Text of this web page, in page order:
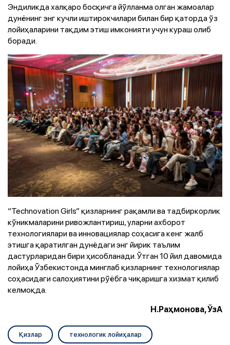
Эндиликда халқаро босқичга йўлланма олган жамоалар
дунёнинг энг кучли иштирокчилари билан бир қаторда ўз
лойиҳаларини тақдим этиш имконияти учун кураш олиб
боради.
“Technovation Girls” қизларнинг рақамли ва тадбиркорлик
кўникмаларини ривожлантириш, уларни ахборот
технологиялари ва инновациялар соҳасига кенг жалб
этишга қаратилган дунёдаги энг йирик таълим
дастурларидан бири ҳисобланади. Ўтган 10 йил давомида
лойиҳа Ўзбекистонда минглаб қизларнинг технологиялар
соҳасидаги салоҳиятини рўёбга чиқаришга хизмат қилиб
келмоқда.
Н.Раҳмонова, ЎзА
Қизлар технологик лойиҳалар